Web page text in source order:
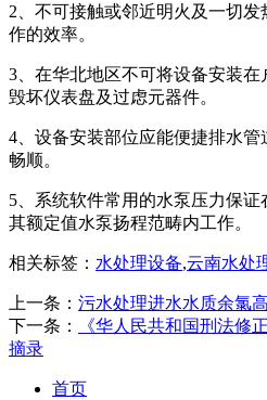
2、不可接触或邻近明火及一切
作的效率。
3、在华北地区不可将设备安装在
毁坏仪表盘及过虑元器件。
4、设备安装部位应能便捷排水
畅顺。
5、系统软件常用的水泵压力保证
其额定值水泵扬程范畴内工作。
相关标签： 水处理设备,云南水处
上一条： 污水处理进水水质余氯
下一条：
《华人民共和国刑法修
摘录
首页